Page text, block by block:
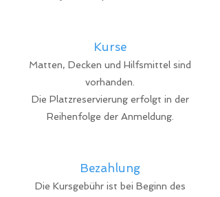
Kurse
Matten, Decken und Hilfsmittel sind
vorhanden.
Die Platzreservierung erfolgt in der
Reihenfolge der Anmeldung.
Bezahlung
Die Kursgebühr ist bei Beginn des